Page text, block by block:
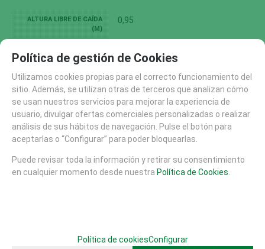
ALTURA LIBRE DE CAÍDA
(M)
0,95
RECOMENDADO (AÑOS)
5,40 x 8,30
CAD 2D DWG Descargar (218.21 Kb)
DISEÑO INCLUSIVO
FAMILIAS RELACIONADAS
AREAS DE JUEGO
CONJUNTOS MODULARES
PRIMERA INFANCIA CONJUNTOS 2 TORRES
JUEGOS ACCESIBLES INTEGRADORES
Política de gestión de Cookies
Utilizamos cookies propias para el correcto funcionamiento del
sitio. Además, se utilizan otras de terceros que analizan cómo
se usan nuestros servicios para mejorar la experiencia de
usuario, divulgar ofertas comerciales personalizadas o realizar
análisis de sus hábitos de navegación. Pulse el botón para
aceptarlas o “Configurar” para poder bloquearlas.
Puede revisar toda la información y retirar su consentimiento
en cualquier momento desde nuestra Política de Cookies
Política de cookiesConfigurar